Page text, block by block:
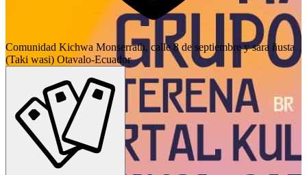
Comunidad Kichwa Monserrath, calle 8 de septiembre y sara ñusta
(Taki wasi) Otavalo-Ecuador